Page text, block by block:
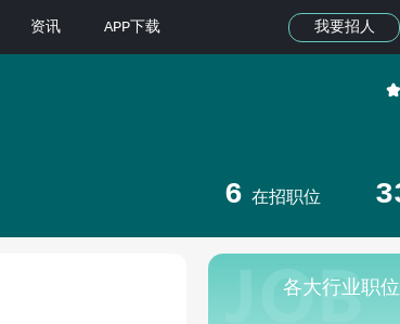
资讯 APP下载 我要招人

6 在招职位
各大行业职